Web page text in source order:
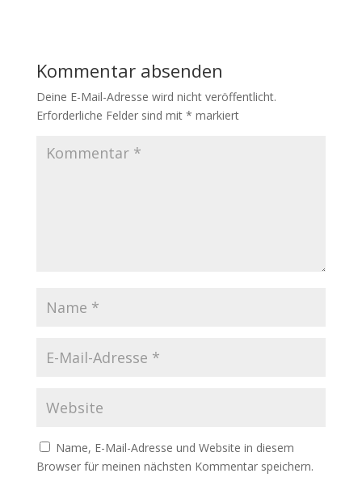
Kommentar absenden
Deine E-Mail-Adresse wird nicht veröffentlicht.
Erforderliche Felder sind mit * markiert
Name, E-Mail-Adresse und Website in diesem
Browser für meinen nächsten Kommentar speichern.